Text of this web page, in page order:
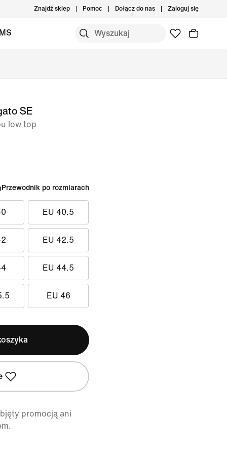
Znajdź sklep Pomoc Dołącz do nas Zaloguj się
SE
low top
Przewodnik po rozmiarach
EU 40.5
EU 42.5
EU 44.5
EU 46
promocją ani